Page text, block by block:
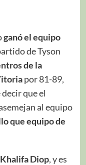
ganó el equipo
de Tyson
de la
por 81-89,
que el
al equipo
que equipo de
Diop, y es